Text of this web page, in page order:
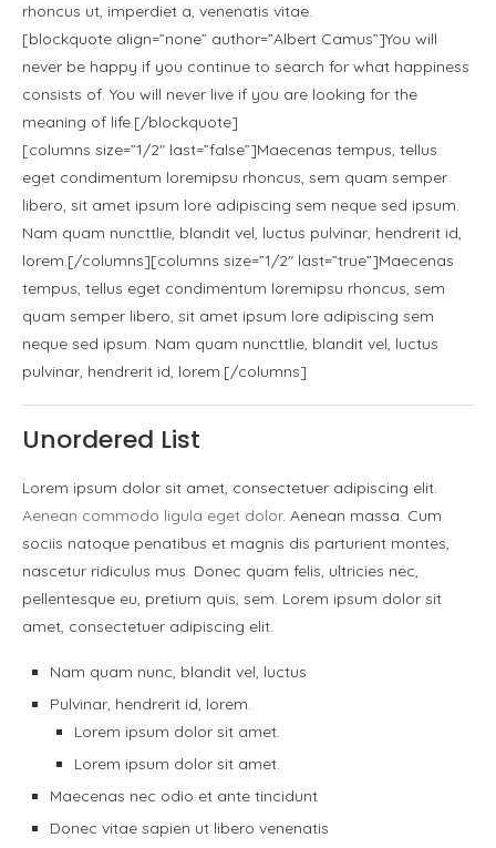
rhoncus ut, imperdiet a, venenatis vitae.
[blockquote align=”none” author=”Albert Camus”]You will
never be happy if you continue to search for what happiness
consists of. You will never live if you are looking for the
meaning of life.[/blockquote]
[columns size=”1/2″ last=”false”]Maecenas tempus, tellus
eget condimentum loremipsu rhoncus, sem quam semper
libero, sit amet ipsum lore adipiscing sem neque sed ipsum.
Nam quam nuncttlie, blandit vel, luctus pulvinar, hendrerit id,
lorem.[/columns][columns size=”1/2″ last=”true”]Maecenas
tempus, tellus eget condimentum loremipsu rhoncus, sem
quam semper libero, sit amet ipsum lore adipiscing sem
neque sed ipsum. Nam quam nuncttlie, blandit vel, luctus
pulvinar, hendrerit id, lorem.[/columns]
Unordered List
Lorem ipsum dolor sit amet, consectetuer adipiscing elit.
Aenean commodo ligula eget dolor. Aenean massa. Cum
sociis natoque penatibus et magnis dis parturient montes,
nascetur ridiculus mus. Donec quam felis, ultricies nec,
pellentesque eu, pretium quis, sem. Lorem ipsum dolor sit
amet, consectetuer adipiscing elit.
Nam quam nunc, blandit vel, luctus
Pulvinar, hendrerit id, lorem.
Lorem ipsum dolor sit amet.
Lorem ipsum dolor sit amet.
Maecenas nec odio et ante tincidunt
Donec vitae sapien ut libero venenatis